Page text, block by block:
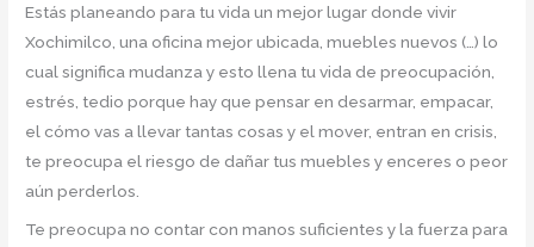
Estás planeando para tu vida un mejor lugar donde vivir
Xochimilco, una oficina mejor ubicada, muebles nuevos (…) lo
cual significa mudanza y esto llena tu vida de preocupación,
estrés, tedio porque hay que pensar en desarmar, empacar,
el cómo vas a llevar tantas cosas y el mover, entran en crisis,
te preocupa el riesgo de dañar tus muebles y enceres o peor
aún perderlos.
Te preocupa no contar con manos suficientes y la fuerza para